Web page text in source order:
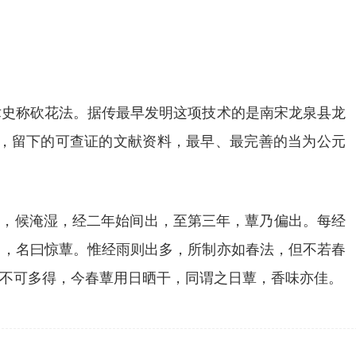
称砍花法。据传最早发明这项技术的是南宋龙泉县龙
下的可查证的文献资料，最早、最完善的当为公元
候淹湿，经二年始间出，至第三年，蕈乃偏出。每经
名曰惊蕈。惟经雨则出多，所制亦如春法，但不若春
多得，今春蕈用日晒干，同谓之日蕈，香味亦佳。